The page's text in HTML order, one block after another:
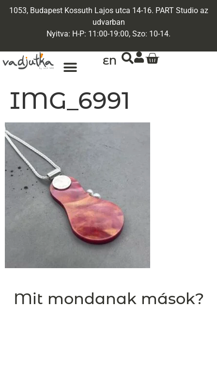
1053, Budapest Kossuth Lajos utca 14-16. PART Studio az
udvarban
Nyitva: H-P: 11:00-19:00, Szo: 10-14.
EN
IMG_6991
Mit mondanak mások?